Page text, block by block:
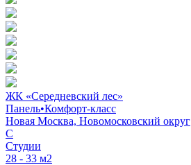
ЖК «Середневский лес»
Панель•Комфорт-класс
Новая Москва, Новомосковский округ
C
Студии
28 - 33 м2